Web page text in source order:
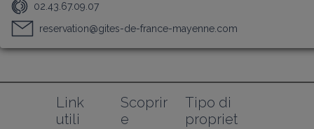
02.43.67.09.07
reservation@gites-de-france-mayenne.com
Link
utili
Scoprir
e
Tipo di
propriet